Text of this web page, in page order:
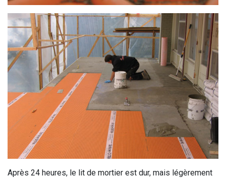
Après 24 heures, le lit de mortier est dur, mais légèrement